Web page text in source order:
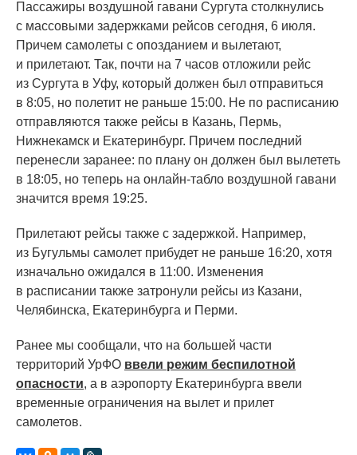
Пассажиры воздушной гавани Сургута столкнулись
с массовыми задержками рейсов сегодня, 6 июля.
Причем самолеты с опозданием и вылетают,
и прилетают. Так, почти на 7 часов отложили рейс
из Сургута в Уфу, который должен был отправиться
в 8:05, но полетит не раньше 15:00. Не по расписанию
отправляются также рейсы в Казань, Пермь,
Нижнекамск и Екатеринбург. Причем последний
перенесли заранее: по плану он должен был вылететь
в 18:05, но теперь на онлайн-табло воздушной гавани
значится время 19:25.
Прилетают рейсы также с задержкой. Например,
из Бугульмы самолет прибудет не раньше 16:20, хотя
изначально ожидался в 11:00. Изменения
в расписании также затронули рейсы из Казани,
Челябинска, Екатеринбурга и Перми.
Ранее мы сообщали, что на большей части
территорий УрФО ввели режим беспилотной
опасности, а в аэропорту Екатеринбурга ввели
временные ограничения на вылет и прилет
самолетов.